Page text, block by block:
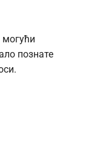
могући
познате